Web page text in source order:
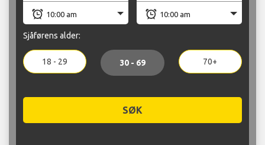
Sjåførens alder:
18 - 29 30 - 69 70+
SØK